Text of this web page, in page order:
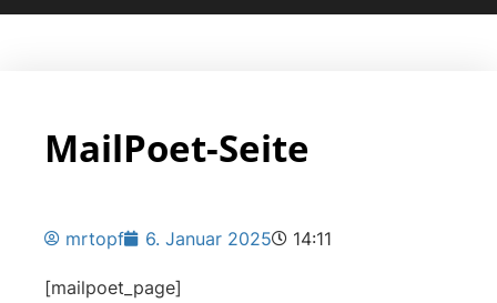
MailPoet-Seite
mrtopf 6. Januar 2025 14:11
[mailpoet_page]